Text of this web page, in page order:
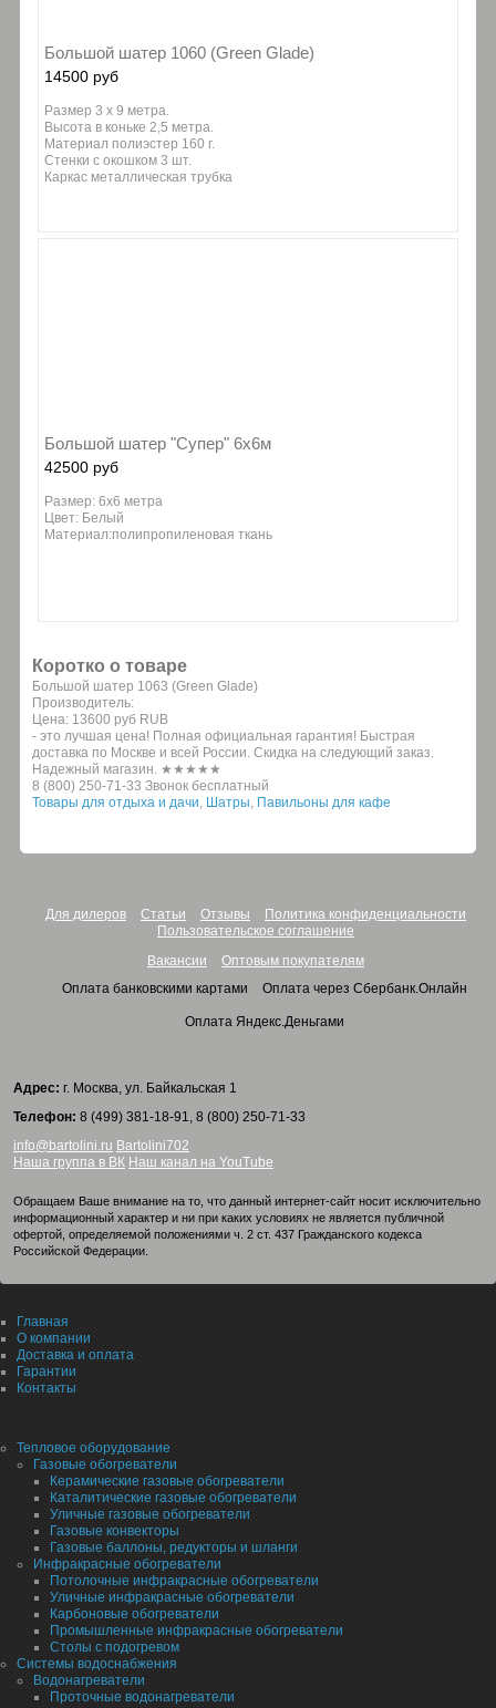
Большой шатер 1060 (Green Glade)
14500 руб
Размер 3 х 9 метра.
Высота в коньке 2,5 метра.
Материал полиэстер 160 г.
Стенки с окошком 3 шт.
Каркас металлическая трубка
Большой шатер "Супер" 6х6м
42500 руб
Размер: 6х6 метра
Цвет: Белый
Материал:полипропиленовая ткань
Коротко о товаре
Большой шатер 1063 (Green Glade)
Производитель:
Цена: 13600 руб RUB
- это лучшая цена! Полная официальная гарантия! Быстрая
доставка по Москве и всей России. Скидка на следующий заказ.
Надежный магазин. ★★★★★
8 (800) 250-71-33 Звонок бесплатный
Товары для отдыха и дачи, Шатры, Павильоны для кафе
Для дилеров Статьи Отзывы
Политика конфиденциальности
Пользовательское соглашение
Вакансии
Оптовым покупателям
Оплата банковскими картами
Оплата через Сбербанк.Онлайн
Оплата Яндекс.Деньгами
Адрес: г. Москва, ул. Байкальская 1
Телефон: 8 (499) 381-18-91, 8 (800) 250-71-33
info@bartolini.ru Bartolini702
Наша группа в ВК Наш канал на YouTube
Обращаем Ваше внимание на то, что данный интернет-сайт носит исключительно
информационный характер и ни при каких условиях не является публичной
офертой, определяемой положениями ч. 2 ст. 437 Гражданского кодекса
Российской Федерации.
Главная
О компании
Доставка и оплата
Гарантии
Контакты
Тепловое оборудование
Газовые обогреватели
Керамические газовые обогреватели
Каталитические газовые обогреватели
Уличные газовые обогреватели
Газовые конвекторы
Газовые баллоны, редукторы и шланги
Инфракрасные обогреватели
Потолочные инфракрасные обогреватели
Уличные инфракрасные обогреватели
Карбоновые обогреватели
Промышленные инфракрасные обогреватели
Столы с подогревом
Системы водоснабжения
Водонагреватели
Проточные водонагреватели